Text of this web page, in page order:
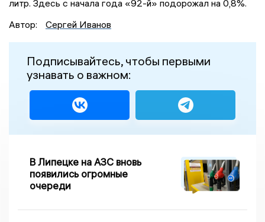
литр. Здесь с начала года «92-й» подорожал на 0,8%.
Автор:
Сергей Иванов
Подписывайтесь, чтобы первыми
узнавать о важном:
В Липецке на АЗС вновь
появились огромные
очереди